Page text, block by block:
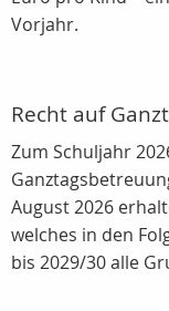
Vorjahr.
Recht auf
Zum Schuljahr
August 2026
welches in den
bis 2029/30 alle